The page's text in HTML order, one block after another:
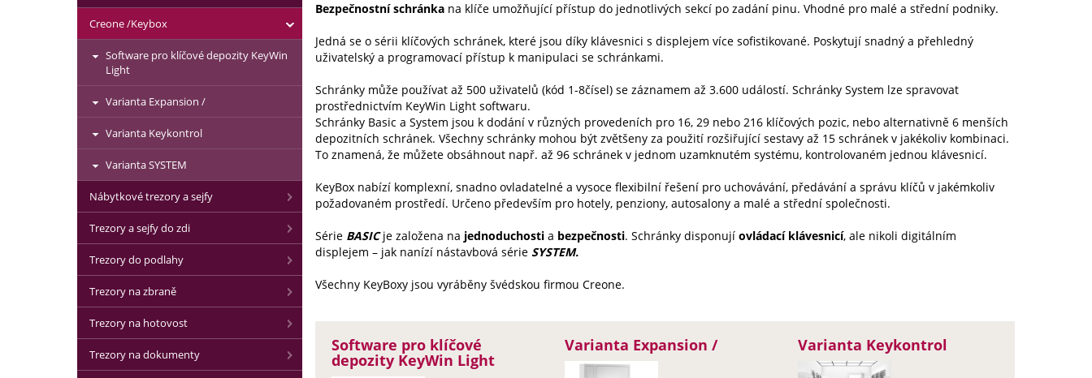
Bezpečnostní schránkana klíče umožňující přístup do jednotlivých sekcí po zadání pinu. Vhodné pro malé a střední podniky.
Jedná se o sérii klíčových schránek, které jsou díky klávesnici s displejem více sofistikované. Poskytují snadný a přehledný
uživatelský a programovací přístup k manipulaci se schránkami.
Schránky může používat až 500 uživatelů (kód 1-8čísel) se záznamem až 3.600 událostí. Schránky System lze spravovat
prostřednictvím KeyWin Light softwaru.
Schránky Basic a System jsou k dodání v různých provedeních pro 16, 29 nebo 216 klíčových pozic, nebo alternativně 6 menších
depozitních schránek. Všechny schránky mohou být zvětšeny za použití rozšiřující sestavy až 15 schránek v jakékoliv kombinaci.
To znamená, že můžete obsáhnout např. až 96 schránek v jednom uzamknutém systému, kontrolovaném jednou klávesnicí.
KeyBox nabízí komplexní, snadno ovladatelné a vysoce flexibilní řešení pro uchovávání, předávání a správu klíčů v jakémkoliv
požadovaném prostředí. Určeno především pro hotely, penziony, autosalony a malé a střední společnosti.
Série BASIC je založena na jednoduchostia bezpečnosti. Schránky disponují ovládací klávesnicí, ale nikoli digitálním
displejem – jak nanízí nástavbová série SYSTEM.
Všechny KeyBoxy jsou vyráběny švédskou firmou Creone.
Software pro klíčové
depozity KeyWin Light
Varianta Expansion / Varianta Keykontrol
Creone /Keybox
Software pro klíčové depozity KeyWin
Light
Varianta Expansion /
Varianta Keykontrol
Varianta SYSTEM
Nábytkové trezory a sejfy
Trezory a sejfy do zdi
Trezory do podlahy
Trezory na zbraně
Trezory na hotovost
Trezory na dokumenty